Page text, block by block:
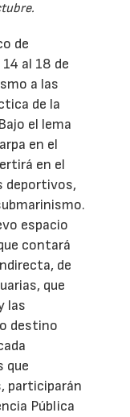
de
al 18 de
a las
de la
el lema
en el
en el
deportivos,
espacio
contará
de
que
las
destino
que
participarán
Pública